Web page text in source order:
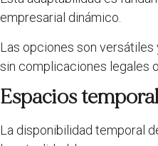
empresarial dinámico.
Las opciones son
sin complicaciones legales
Espacios
La disponibilidad temporal